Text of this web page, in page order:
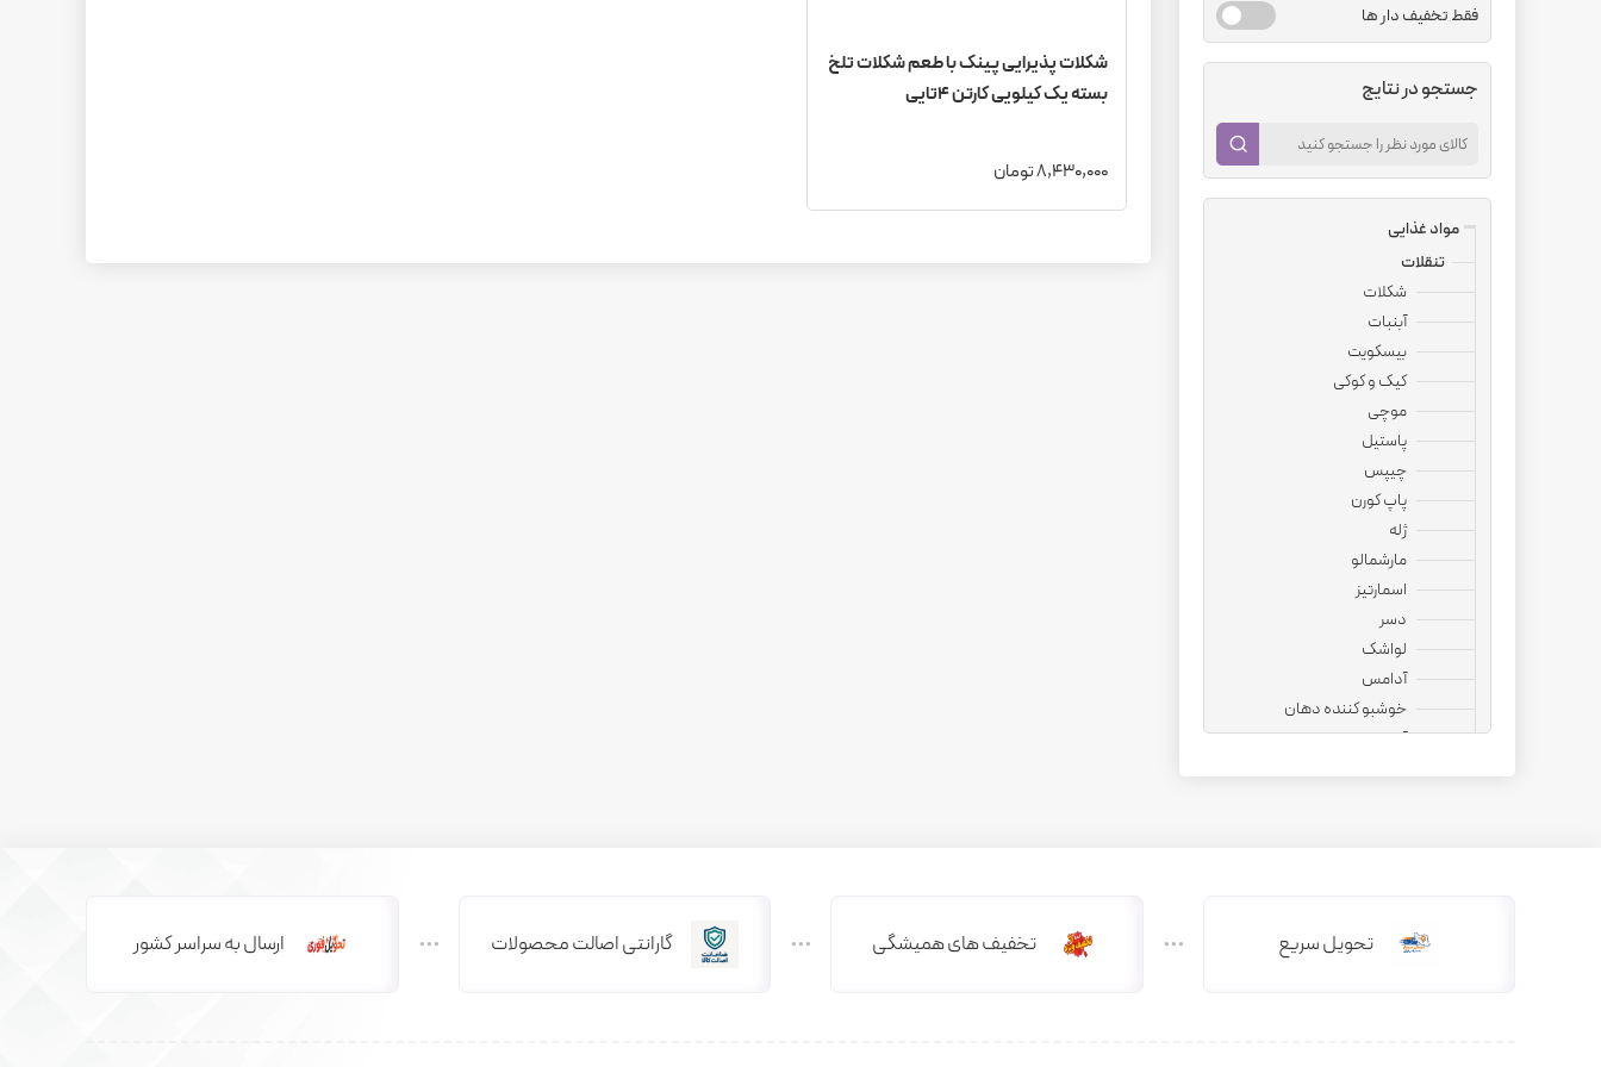
فقط تخفیف دار ها
جستجو در نتایج
مواد غذایی
تنقلات
شکلات
آبنبات
بیسکویت
کیک و کوکی
موچی
پاستیل
چیپس
پاپ کورن
ژله
مارشمالو
اسمارتیز
دسر
لواشک
آدامس
خوشبو کننده دهان
آجیل
دانه قهوه
شکلات پذیرایی پینک با طعم شکلات تلخ
بسته یک کیلویی کارتن 4تایی
8,430,000 تومان
تحویل سریع تخفیف های همیشگی گارانتی اصالت محصولات ارسال به سراسر کشور